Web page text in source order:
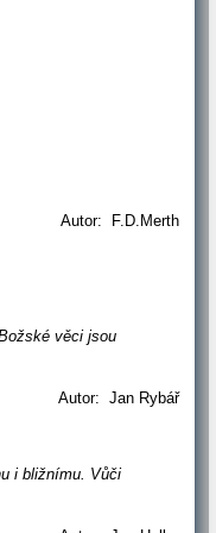
Autor: F.D.Merth
věci jsou
Autor: Jan Rybář
i bližnímu. Vůči